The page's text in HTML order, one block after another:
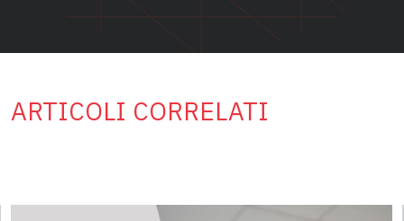
ARTICOLI CORRELATI